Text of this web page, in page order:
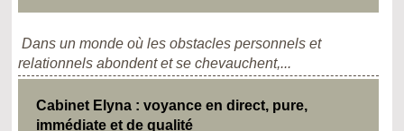
Dans un monde où les obstacles personnels et
relationnels abondent et se chevauchent,...
Cabinet Elyna : voyance en direct, pure,
immédiate et de qualité